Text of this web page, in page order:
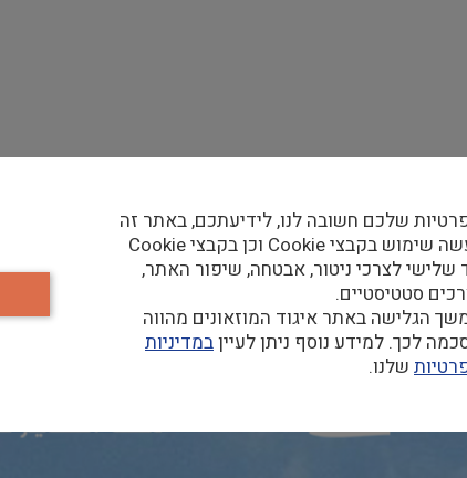
בשורת הדפדפן:
https://flow.iforms.co.il/
שלכם חשובה לנו, לידיעתכם, באתר זה
נעשה שימוש בקבצי Cookie וכן בקבצי Cookie
שלישי לצרכי ניטור, אבטחה, שיפור האתר,
סטטיסטיים.
הגלישה באתר איגוד המוזאונים מהווה
לכך. למידע נוסף ניתן לעייןבמדיניות
שלנו.